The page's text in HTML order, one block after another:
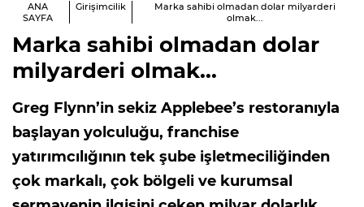
ANA
SAYFA
Girişimcilik
Marka sahibi olmadan dolar milyarderi
olmak...
Marka sahibi olmadan dolar
milyarderi olmak...
Greg Flynn’in sekiz Applebee’s restoranıyla
başlayan yolculuğu, franchise
yatırımcılığının tek şube işletmeciliğinden
çok markalı, çok bölgeli ve kurumsal